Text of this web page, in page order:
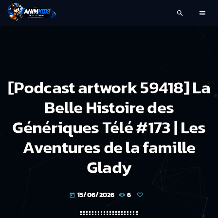
search menu
[Podcast artwork 59418] La
Belle Histoire des
Génériques Télé #173 | Les
Aventures de la famille
Glady
today 15/06/2026 6